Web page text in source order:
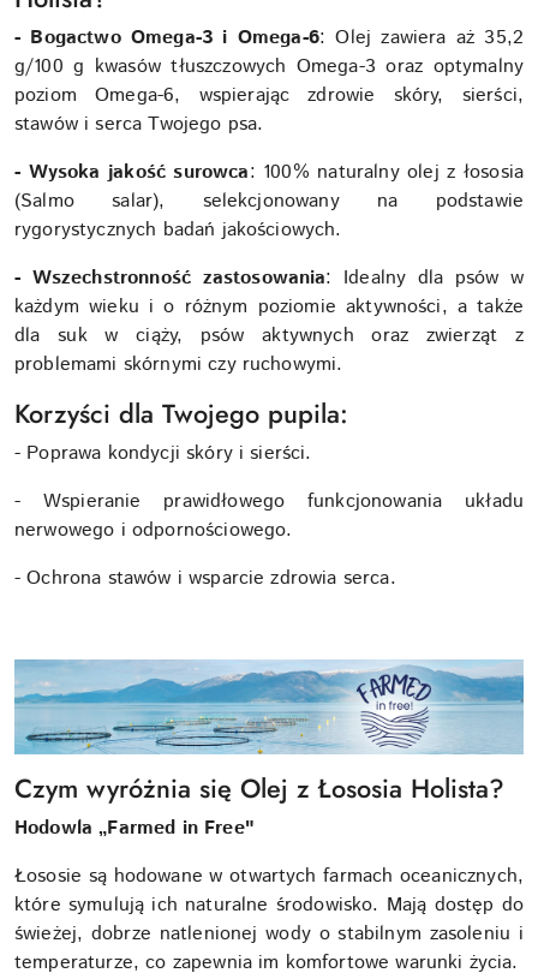
- Bogactwo Omega-3 i Omega-6: Olej zawiera aż 35,2
g/100 g kwasów tłuszczowych Omega-3 oraz optymalny
poziom Omega-6, wspierając zdrowie skóry, sierści,
stawów i serca Twojego psa.
- Wysoka jakość surowca: 100% naturalny olej z łososia
(Salmo salar), selekcjonowany na podstawie
rygorystycznych badań jakościowych.
- Wszechstronność zastosowania: Idealny dla psów w
każdym wieku i o różnym poziomie aktywności, a także
dla suk w ciąży, psów aktywnych oraz zwierząt z
problemami skórnymi czy ruchowymi.
Korzyści dla Twojego pupila:
- Poprawa kondycji skóry i sierści.
- Wspieranie prawidłowego funkcjonowania układu
nerwowego i odpornościowego.
- Ochrona stawów i wsparcie zdrowia serca.
Czym wyróżnia się Olej z Łososia Holista?
Hodowla „Farmed in Free"
Łososie są hodowane w otwartych farmach oceanicznych,
które symulują ich naturalne środowisko. Mają dostęp do
świeżej, dobrze natlenionej wody o stabilnym zasoleniu i
temperaturze, co zapewnia im komfortowe warunki życia.